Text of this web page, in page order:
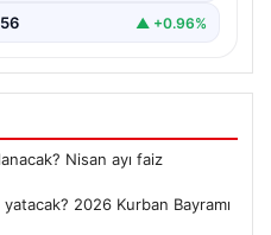
▲ +0.96%
Nisan ayı faiz
2026 Kurban Bayramı